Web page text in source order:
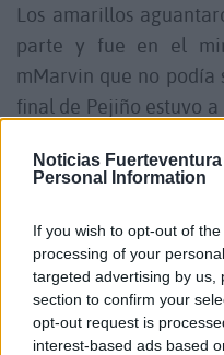
Noticias Fuerteventura
Personal Information
If you wish to opt-out of
processing of your
targeted advertising by us,
section to confirm your
opt-out request is
interest-based ads based
Los amarillos
parte y fue en el
mMarvin que no podía
final de Pejiño estuvo
amarillos que
volverán a intentarlo
Comentarios (0)